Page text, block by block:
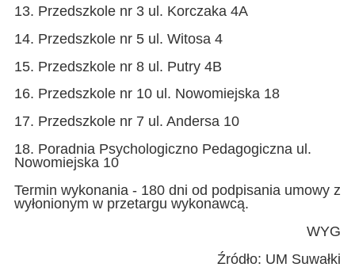
13. Przedszkole nr 3 ul. Korczaka 4A
14. Przedszkole nr 5 ul. Witosa 4
15. Przedszkole nr 8 ul. Putry 4B
16. Przedszkole nr 10 ul. Nowomiejska 18
17. Przedszkole nr 7 ul. Andersa 10
18. Poradnia Psychologiczno Pedagogiczna ul.
Nowomiejska 10
Termin wykonania - 180 dni od podpisania umowy z
wyłonionym w przetargu wykonawcą.
WYG
Źródło: UM Suwałki